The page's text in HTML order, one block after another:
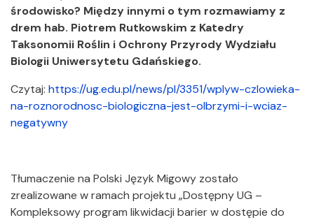
środowisko? Między innymi o tym rozmawiamy z
drem hab. Piotrem Rutkowskim z Katedry
Taksonomii Roślin i Ochrony Przyrody Wydziału
Biologii Uniwersytetu Gdańskiego.
Czytaj: https://ug.edu.pl/news/pl/3351/wplyw-czlowieka-
na-roznorodnosc-biologiczna-jest-olbrzymi-i-wciaz-
negatywny
Tłumaczenie na Polski Język Migowy zostało
zrealizowane w ramach projektu „Dostępny UG –
Kompleksowy program likwidacji barier w dostępie do